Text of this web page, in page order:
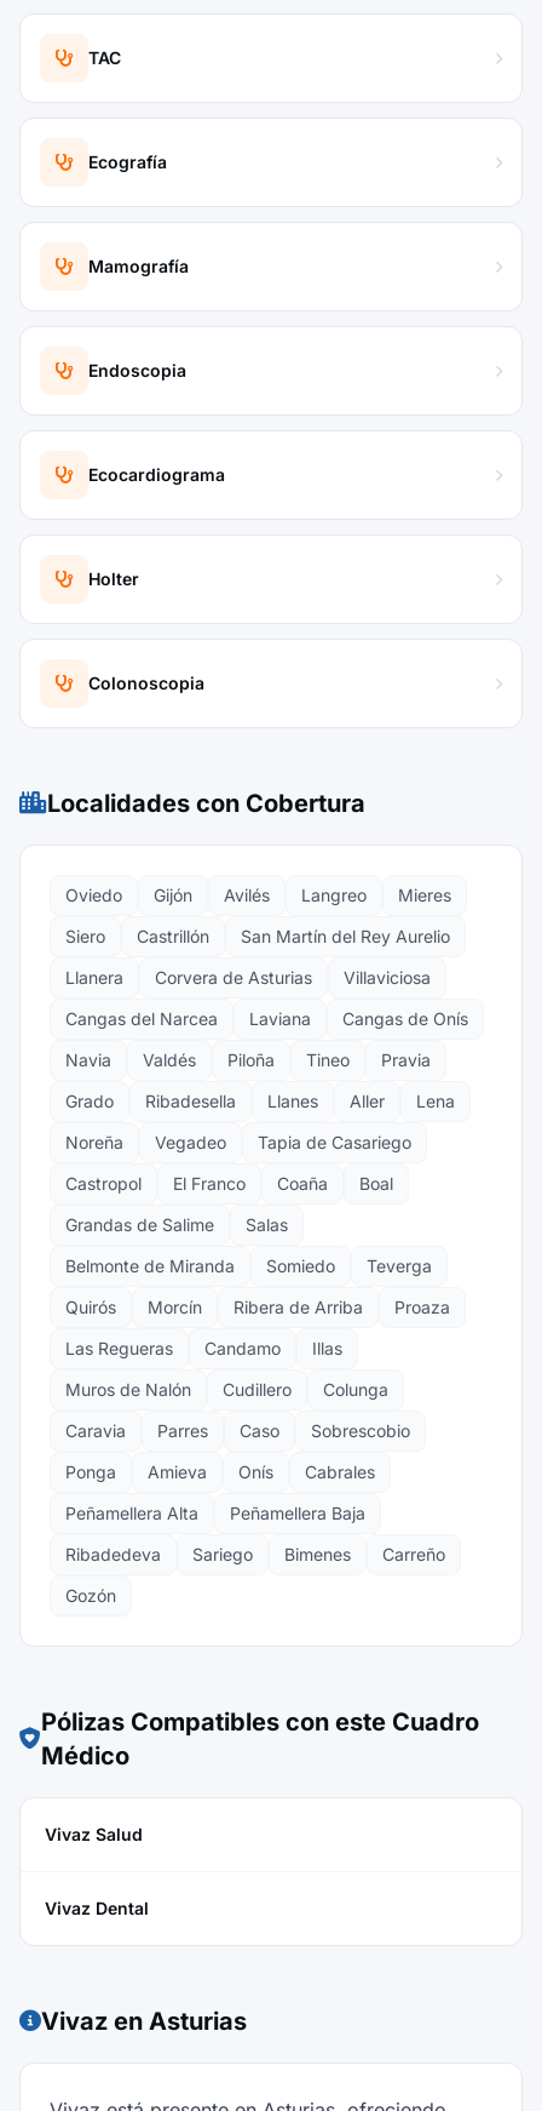
TAC
Ecografía
Mamografía
Endoscopia
Ecocardiograma
Holter
Colonoscopia
Localidades con Cobertura
Oviedo Gijón Avilés Langreo
Mieres
Siero
Castrillón
San Martín del Rey Aurelio
Llanera
Corvera de Asturias
Villaviciosa
Cangas del Narcea
Laviana
Cangas de Onís
Navia
Valdés Piloña Tineo
Pravia
Grado
Ribadesella Llanes Aller
Lena
Noreña
Vegadeo
Tapia de Casariego
Castropol
El Franco Coaña
Boal
Grandas de Salime
Salas
Belmonte de Miranda
Somiedo
Teverga
Quirós
Morcín Ribera de Arriba
Proaza
Las Regueras
Candamo
Illas
Muros de Nalón
Cudillero
Colunga
Caravia
Parres Caso
Sobrescobio
Ponga
Amieva Onís
Cabrales
Peñamellera Alta
Peñamellera Baja
Ribadedeva
Sariego Bimenes
Carreño
Gozón
Pólizas Compatibles con este Cuadro
Médico
Vivaz Salud
Vivaz Dental
Vivaz en Asturias